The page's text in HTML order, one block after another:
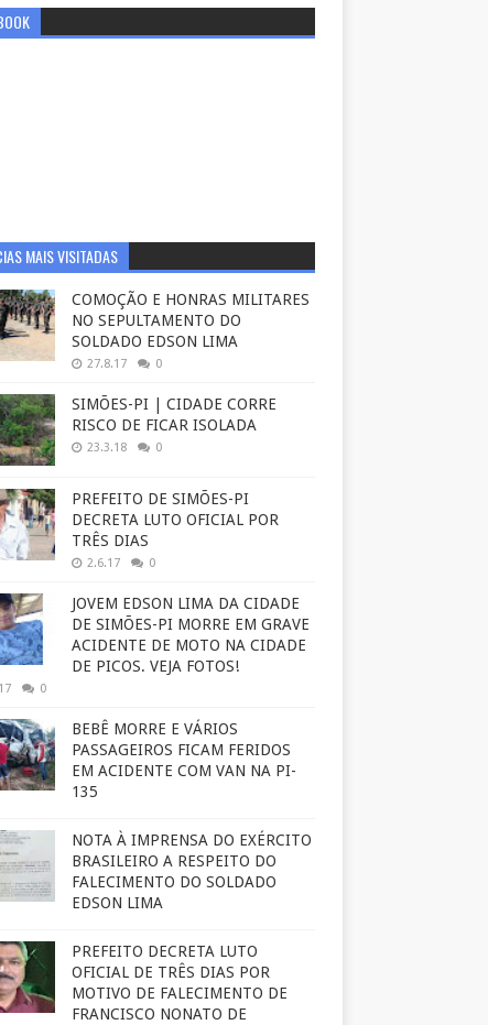
MAIS VISITADAS
COMOÇÃO E HONRAS MILITARES
NO SEPULTAMENTO DO
SOLDADO EDSON LIMA
27.8.17 0
SIMÕES-PI | CIDADE CORRE
RISCO DE FICAR ISOLADA
23.3.18 0
PREFEITO DE SIMÕES-PI
DECRETA LUTO OFICIAL POR
TRÊS DIAS
2.6.17 0
JOVEM EDSON LIMA DA CIDADE
DE SIMÕES-PI MORRE EM GRAVE
ACIDENTE DE MOTO NA CIDADE
DE PICOS. VEJA FOTOS!
0
BEBÊ MORRE E VÁRIOS
PASSAGEIROS FICAM FERIDOS
EM ACIDENTE COM VAN NA PI-
135
NOTA À IMPRENSA DO EXÉRCITO
BRASILEIRO A RESPEITO DO
FALECIMENTO DO SOLDADO
EDSON LIMA
PREFEITO DECRETA LUTO
OFICIAL DE TRÊS DIAS POR
MOTIVO DE FALECIMENTO DE
FRANCISCO NONATO DE